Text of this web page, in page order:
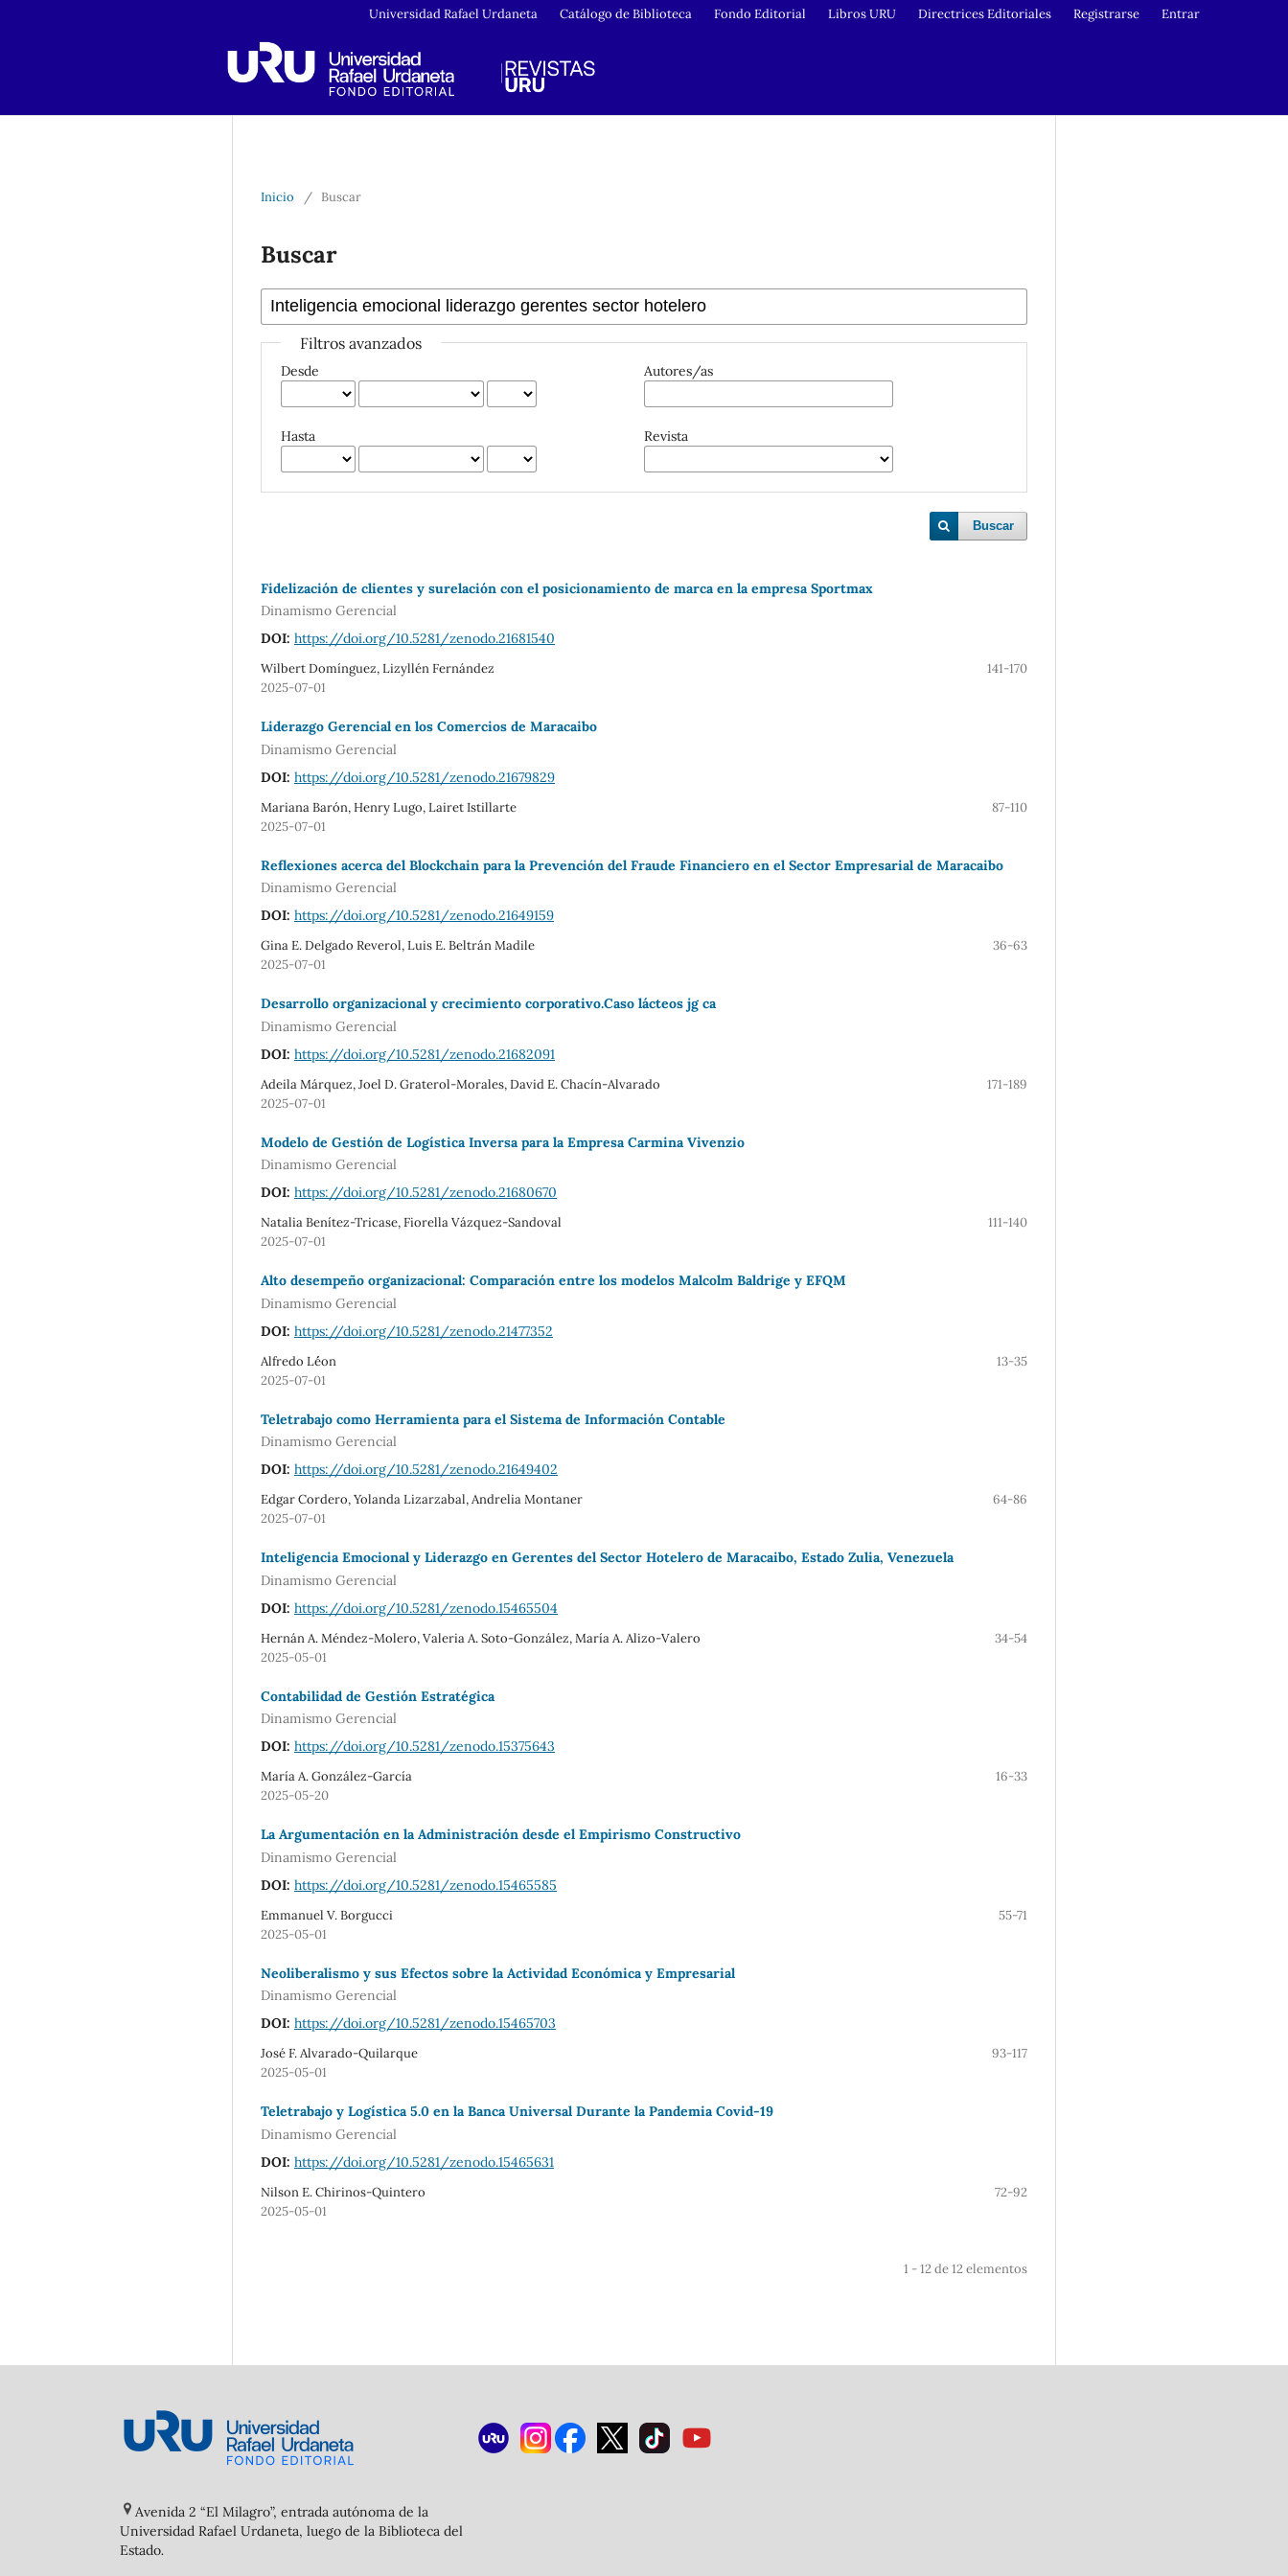
Universidad Rafael Urdaneta Catálogo de Biblioteca Fondo Editorial Libros URU Directrices Editoriales Registrarse Entrar
Inicio / Buscar
Buscar
Filtros avanzados
Desde
Hasta
Autores/as
Revista
Buscar
Fidelización de clientes y surelación con el posicionamiento de marca en la empresa Sportmax
Dinamismo Gerencial
DOI: https://doi.org/10.5281/zenodo.21681540
Wilbert Domínguez, Lizyllén Fernández
141-170
2025-07-01
Liderazgo Gerencial en los Comercios de Maracaibo
Dinamismo Gerencial
DOI: https://doi.org/10.5281/zenodo.21679829
Mariana Barón, Henry Lugo, Lairet Istillarte
87-110
2025-07-01
Reflexiones acerca del Blockchain para la Prevención del Fraude Financiero en el Sector Empresarial de Maracaibo
Dinamismo Gerencial
DOI: https://doi.org/10.5281/zenodo.21649159
Gina E. Delgado Reverol, Luis E. Beltrán Madile
36-63
2025-07-01
Desarrollo organizacional y crecimiento corporativo.Caso lácteos jg ca
Dinamismo Gerencial
DOI: https://doi.org/10.5281/zenodo.21682091
Adeila Márquez, Joel D. Graterol-Morales, David E. Chacín-Alvarado
171-189
2025-07-01
Modelo de Gestión de Logística Inversa para la Empresa Carmina Vivenzio
Dinamismo Gerencial
DOI: https://doi.org/10.5281/zenodo.21680670
Natalia Benítez-Tricase, Fiorella Vázquez-Sandoval
111-140
2025-07-01
Alto desempeño organizacional: Comparación entre los modelos Malcolm Baldrige y EFQM
Dinamismo Gerencial
DOI: https://doi.org/10.5281/zenodo.21477352
Alfredo Le´´on
13-35
2025-07-01
Teletrabajo como Herramienta para el Sistema de Información Contable
Dinamismo Gerencial
DOI: https://doi.org/10.5281/zenodo.21649402
Edgar Cordero, Yolanda Lizarzabal, Andrelia Montaner
64-86
2025-07-01
Inteligencia Emocional y Liderazgo en Gerentes del Sector Hotelero de Maracaibo, Estado Zulia, Venezuela
Dinamismo Gerencial
DOI: https://doi.org/10.5281/zenodo.15465504
Hernán A. Méndez-Molero, Valeria A. Soto-González, María A. Alizo-Valero
34-54
2025-05-01
Contabilidad de Gestión Estratégica
Dinamismo Gerencial
DOI: https://doi.org/10.5281/zenodo.15375643
María A. González-García
16-33
2025-05-20
La Argumentación en la Administración desde el Empirismo Constructivo
Dinamismo Gerencial
DOI: https://doi.org/10.5281/zenodo.15465585
Emmanuel V. Borgucci
55-71
2025-05-01
Neoliberalismo y sus Efectos sobre la Actividad Económica y Empresarial
Dinamismo Gerencial
DOI: https://doi.org/10.5281/zenodo.15465703
José F. Alvarado-Quilarque
93-117
2025-05-01
Teletrabajo y Logística 5.0 en la Banca Universal Durante la Pandemia Covid-19
Dinamismo Gerencial
DOI: https://doi.org/10.5281/zenodo.15465631
Nilson E. Chirinos-Quintero
72-92
2025-05-01
1 - 12 de 12 elementos
Avenida 2 “El Milagro”, entrada autónoma de la
Universidad Rafael Urdaneta, luego de la Biblioteca del
Estado.